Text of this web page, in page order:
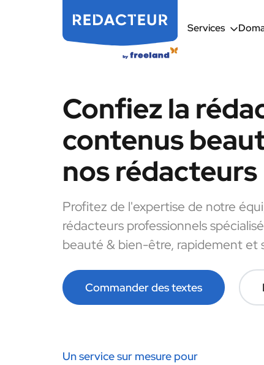
Services
Confiez la
contenus
nos rédacteurs
Profitez de l'expertise de notre
rédacteurs professionnels
beauté & bien-être, rapidement et
Commander des textes
Un service sur mesure pour